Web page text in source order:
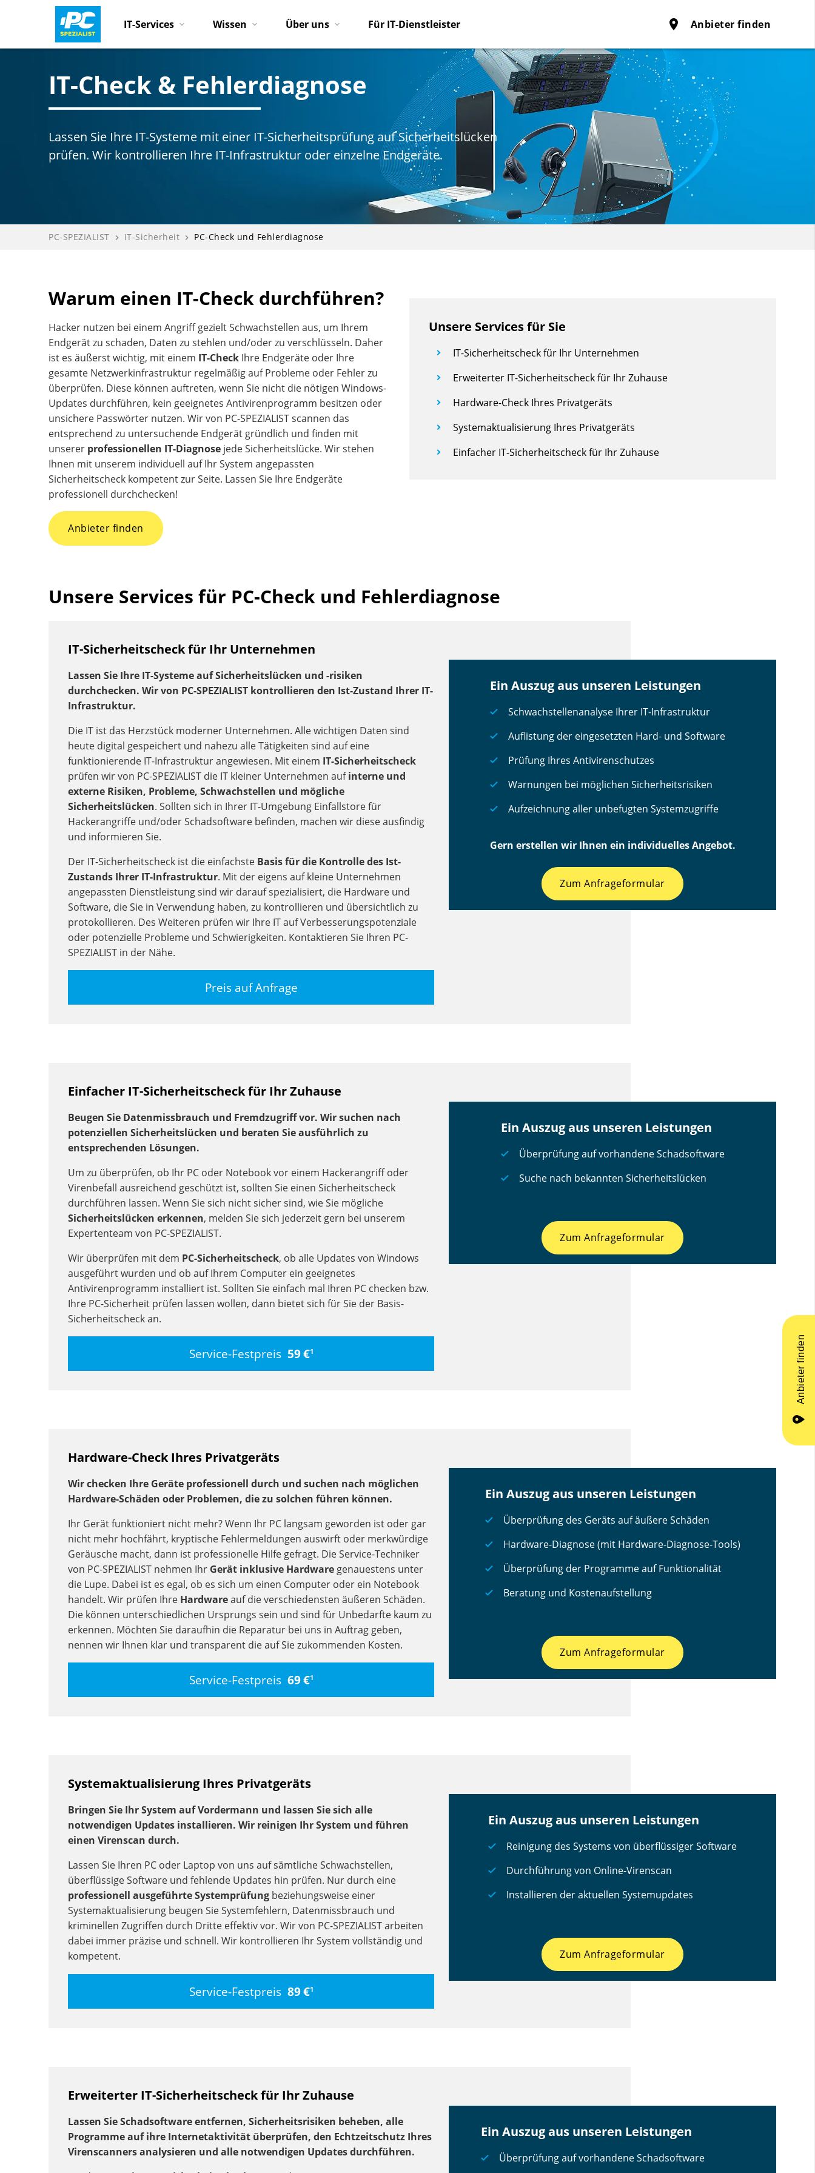
place Anbieter finden
IT-Services Wissen Über uns Für IT-Dienstleister
IT-Check & Fehlerdiagnose
Lassen Sie Ihre IT-Systeme mit einer IT-Sicherheitsprüfung auf Sicherheitslücken
prüfen. Wir kontrollieren Ihre IT-Infrastruktur oder einzelne Endgeräte.
PC-SPEZIALIST navigate_next IT-Sicherheit navigate_next PC-Check und Fehlerdiagnose
Warum einen IT-Check durchführen?
Hacker nutzen bei einem Angriff gezielt Schwachstellen aus, um Ihrem
Endgerät zu schaden, Daten zu stehlen und/oder zu verschlüsseln. Daher
ist es äußerst wichtig, mit einem IT-Check Ihre Endgeräte oder Ihre
gesamte Netzwerkinfrastruktur regelmäßig auf Probleme oder Fehler zu
überprüfen. Diese können auftreten, wenn Sie nicht die nötigen Windows-
Updates durchführen, kein geeignetes Antivirenprogramm besitzen oder
unsichere Passwörter nutzen. Wir von PC-SPEZIALIST scannen das
entsprechend zu untersuchende Endgerät gründlich und finden mit
unserer professionellen IT-Diagnose jede Sicherheitslücke. Wir stehen
Ihnen mit unserem individuell auf Ihr System angepassten
Sicherheitscheck kompetent zur Seite. Lassen Sie Ihre Endgeräte
professionell durchchecken!
Anbieter finden
Unsere Services für Sie
IT-Sicherheitscheck für Ihr Unternehmen
Erweiterter IT-Sicherheitscheck für Ihr Zuhause
Hardware-Check Ihres Privatgeräts
Systemaktualisierung Ihres Privatgeräts
Einfacher IT-Sicherheitscheck für Ihr Zuhause
Unsere Services für PC-Check und Fehlerdiagnose
IT-Sicherheitscheck für Ihr Unternehmen
Lassen Sie Ihre IT-Systeme auf Sicherheitslücken und -risiken
durchchecken. Wir von PC-SPEZIALIST kontrollieren den Ist-Zustand Ihrer IT-
Infrastruktur.
Die IT ist das Herzstück moderner Unternehmen. Alle wichtigen Daten sind
heute digital gespeichert und nahezu alle Tätigkeiten sind auf eine
funktionierende IT-Infrastruktur angewiesen. Mit einem IT-Sicherheitscheck
prüfen wir von PC-SPEZIALIST die IT kleiner Unternehmen aufinterne und
externe Risiken, Probleme, Schwachstellen und mögliche
Sicherheitslücken. Sollten sich in Ihrer IT-Umgebung Einfallstore für
Hackerangriffe und/oder Schadsoftware befinden, machen wir diese ausfindig
und informieren Sie.
Der IT-Sicherheitscheck ist die einfachste Basis für die Kontrolledes Ist-
Zustands Ihrer IT-Infrastruktur. Mit der eigens auf kleine Unternehmen
angepassten Dienstleistung sind wir darauf spezialisiert, die Hardware und
Software, die Sie in Verwendung haben, zu kontrollieren und übersichtlich zu
protokollieren. Des Weiteren prüfen wir Ihre IT auf Verbesserungspotenziale
oder potenzielle Probleme und Schwierigkeiten. Kontaktieren Sie Ihren PC-
SPEZIALIST in der Nähe.
Preis auf Anfrage
Ein Auszug aus unseren Leistungen
Schwachstellenanalyse Ihrer IT-Infrastruktur
Auflistung der eingesetzten Hard- und Software
Prüfung Ihres Antivirenschutzes
Warnungen bei möglichen Sicherheitsrisiken
Aufzeichnung aller unbefugten Systemzugriffe
Gern erstellen wir Ihnen ein individuelles Angebot.
Zum Anfrageformular
Einfacher IT-Sicherheitscheck für Ihr Zuhause
Beugen Sie Datenmissbrauch und Fremdzugriff vor. Wir suchen nach
potenziellen Sicherheitslücken und beraten Sie ausführlich zu
entsprechenden Lösungen.
Um zu überprüfen, ob Ihr PC oder Notebook vor einem Hackerangriff oder
Virenbefall ausreichend geschützt ist, sollten Sie einen Sicherheitscheck
durchführen lassen. Wenn Sie sich nicht sicher sind, wie Sie mögliche
Sicherheitslücken erkennen, melden Sie sich jederzeit gern bei unserem
Expertenteam von PC-SPEZIALIST.
Wir überprüfen mit dem PC-Sicherheitscheck, ob alle Updates von Windows
ausgeführt wurden und ob auf Ihrem Computer ein geeignetes
Antivirenprogramm installiert ist. Sollten Sie einfach mal Ihren PC checken bzw.
Ihre PC-Sicherheit prüfen lassen wollen, dann bietet sich für Sie der Basis-
Sicherheitscheck an.
Service-Festpreis 59 €1
Ein Auszug aus unseren Leistungen
Überprüfung auf vorhandene Schadsoftware
Suche nach bekannten Sicherheitslücken
Zum Anfrageformular
Hardware-Check Ihres Privatgeräts
Wir checken Ihre Geräte professionell durch und suchen nach möglichen
Hardware-Schäden oder Problemen, die zu solchen führen können.
Ihr Gerät funktioniert nicht mehr? Wenn Ihr PC langsam geworden ist oder gar
nicht mehr hochfährt, kryptische Fehlermeldungen auswirft oder merkwürdige
Geräusche macht, dann ist professionelle Hilfe gefragt. Die Service-Techniker
von PC-SPEZIALIST nehmen Ihr Gerät inklusive Hardware genauestens unter
die Lupe. Dabei ist es egal, ob es sich um einen Computer oder ein Notebook
handelt. Wir prüfen Ihre Hardwareauf die verschiedensten äußeren Schäden.
Die können unterschiedlichen Ursprungs sein und sind für Unbedarfte kaum zu
erkennen. Möchten Sie daraufhin die Reparatur bei uns in Auftrag geben,
nennen wir Ihnen klar und transparent die auf Sie zukommenden Kosten.
Service-Festpreis 69 €1
Ein Auszug aus unseren Leistungen
Überprüfung des Geräts auf äußere Schäden
Hardware-Diagnose (mit Hardware-Diagnose-Tools)
Überprüfung der Programme auf Funktionalität
Beratung und Kostenaufstellung
Zum Anfrageformular
Systemaktualisierung Ihres Privatgeräts
Bringen Sie Ihr System auf Vordermann und lassen Sie sich alle
notwendigen Updates installieren. Wir reinigen Ihr System und führen
einen Virenscan durch.
Lassen Sie Ihren PC oder Laptop von uns auf sämtliche Schwachstellen,
überflüssige Software und fehlende Updates hin prüfen. Nur durch eine
professionell ausgeführte Systemprüfung beziehungsweise einer
Systemaktualisierung beugen Sie Systemfehlern, Datenmissbrauch und
kriminellen Zugriffen durch Dritte effektiv vor. Wir von PC-SPEZIALIST arbeiten
dabei immer präzise und schnell. Wir kontrollieren Ihr System vollständig und
kompetent.
Service-Festpreis 89 €1
Ein Auszug aus unseren Leistungen
Reinigung des Systems von überflüssiger Software
Durchführung von Online-Virenscan
Installieren der aktuellen Systemupdates
Zum Anfrageformular
Erweiterter IT-Sicherheitscheck für Ihr Zuhause
Lassen Sie Schadsoftware entfernen, Sicherheitsrisiken beheben, alle
Programme auf ihre Internetaktivität überprüfen, den Echtzeitschutz Ihres
Virenscanners analysieren und alle notwendigen Updates durchführen.
Ein Auszug aus unseren Leistungen
Überprüfung auf vorhandene Schadsoftware
place
Anbieter finden